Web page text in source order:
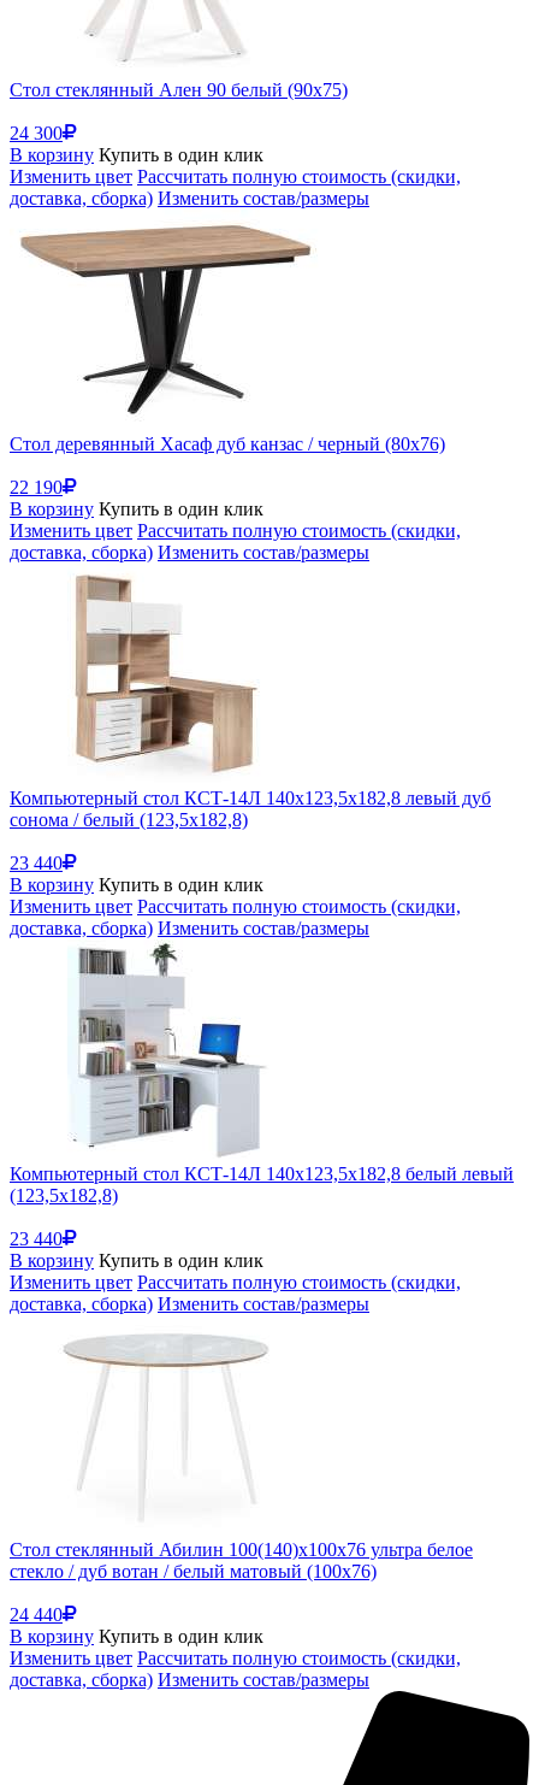
Стол стеклянный Ален 90 белый (90x75)
24 300
В корзину Купить в один клик
Изменить цвет Рассчитать полную стоимость (скидки,
доставка, сборка) Изменить состав/размеры
Стол деревянный Хасаф дуб канзас / черный (80x76)
22 190
В корзину Купить в один клик
Изменить цвет Рассчитать полную стоимость (скидки,
доставка, сборка) Изменить состав/размеры
Компьютерный стол КСТ-14Л 140х123,5х182,8 левый дуб
сонома / белый (123,5x182,8)
23 440
В корзину Купить в один клик
Изменить цвет Рассчитать полную стоимость (скидки,
доставка, сборка) Изменить состав/размеры
Компьютерный стол КСТ-14Л 140х123,5х182,8 белый левый
(123,5x182,8)
23 440
В корзину Купить в один клик
Изменить цвет Рассчитать полную стоимость (скидки,
доставка, сборка) Изменить состав/размеры
Стол стеклянный Абилин 100(140)х100х76 ультра белое
стекло / дуб вотан / белый матовый (100x76)
24 440
В корзину Купить в один клик
Изменить цвет Рассчитать полную стоимость (скидки,
доставка, сборка) Изменить состав/размеры